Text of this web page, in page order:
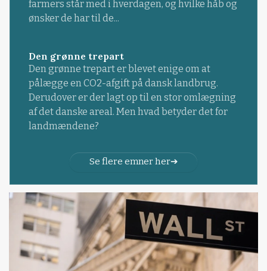
farmers står med i hverdagen, og hvilke håb og
ønsker de har til de...
Den grønne trepart
Den grønne trepart er blevet enige om at
pålægge en CO2-afgift på dansk landbrug.
Derudover er der lagt op til en stor omlægning
af det danske areal. Men hvad betyder det for
landmændene?
Se flere emner her